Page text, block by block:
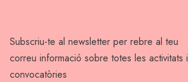
Subscriu-te al newsletter per rebre al teu
correu informació sobre totes les activitats i
convocatòries